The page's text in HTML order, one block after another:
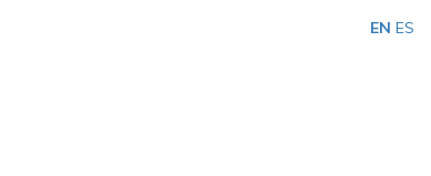
EN ES